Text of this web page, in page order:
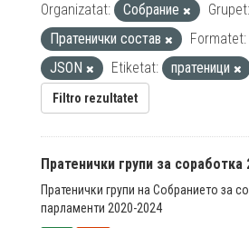
Organizatat: Собрание
Grupet:
Пратенички состав
Formatet:
JSON
Etiketat: пратеници
Filtro rezultatet
Пратенички групи за соработка
Пратенички групи на Собранието за
парламенти 2020-2024